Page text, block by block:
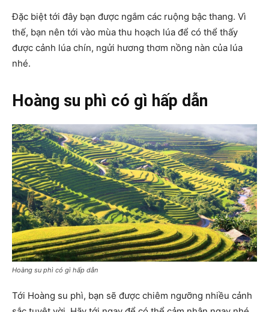
Đặc biệt tới đây bạn được ngắm các ruộng bậc thang. Vì
thế, bạn nên tới vào mùa thu hoạch lúa để có thể thấy
được cảnh lúa chín, ngửi hương thơm nồng nàn của lúa
nhé.
Hoàng su phì có gì hấp dẫn
Hoàng su phì có gì hấp dẫn
Tới Hoàng su phì, bạn sẽ được chiêm ngưỡng nhiều cảnh